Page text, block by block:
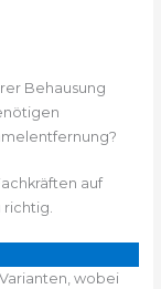
Behausung
auf
wobei